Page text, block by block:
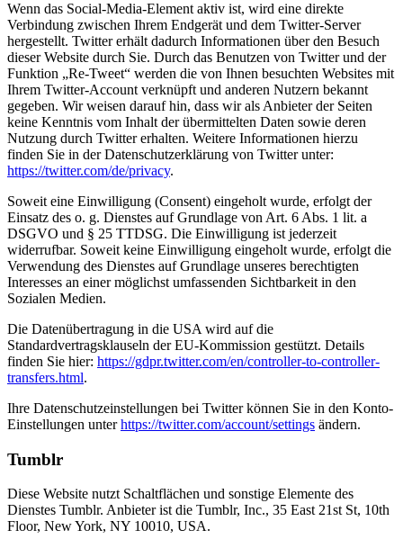
Wenn das Social-Media-Element aktiv ist, wird eine direkte
Verbindung zwischen Ihrem Endgerät und dem Twitter-Server
hergestellt. Twitter erhält dadurch Informationen über den Besuch
dieser Website durch Sie. Durch das Benutzen von Twitter und der
Funktion „Re-Tweet“ werden die von Ihnen besuchten Websites mit
Ihrem Twitter-Account verknüpft und anderen Nutzern bekannt
gegeben. Wir weisen darauf hin, dass wir als Anbieter der Seiten
keine Kenntnis vom Inhalt der übermittelten Daten sowie deren
Nutzung durch Twitter erhalten. Weitere Informationen hierzu
finden Sie in der Datenschutzerklärung von Twitter unter:
https://twitter.com/de/privacy.
Soweit eine Einwilligung (Consent) eingeholt wurde, erfolgt der
Einsatz des o. g. Dienstes auf Grundlage von Art. 6 Abs. 1 lit. a
DSGVO und § 25 TTDSG. Die Einwilligung ist jederzeit
widerrufbar. Soweit keine Einwilligung eingeholt wurde, erfolgt die
Verwendung des Dienstes auf Grundlage unseres berechtigten
Interesses an einer möglichst umfassenden Sichtbarkeit in den
Sozialen Medien.
Die Datenübertragung in die USA wird auf die
Standardvertragsklauseln der EU-Kommission gestützt. Details
finden Sie hier: https://gdpr.twitter.com/en/controller-to-controller-
transfers.html.
Ihre Datenschutzeinstellungen bei Twitter können Sie in den Konto-
Einstellungen unterhttps://twitter.com/account/settings ändern.
Tumblr
Diese Website nutzt Schaltflächen und sonstige Elemente des
Dienstes Tumblr. Anbieter ist die Tumblr, Inc., 35 East 21st St, 10th
Floor, New York, NY 10010, USA.